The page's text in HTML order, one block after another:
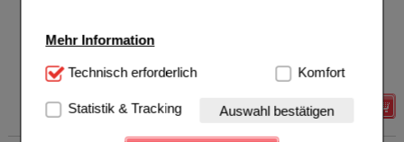
Mehr Information
Technisch Notwendig:Hierbei handelt es sich um
Website notwendig sind (z.B. Navigation, Warenkorb,
Kundenkonto), weshalb auf diese nicht verzichtet
werden kann.
Technisch erforderlich Komfort
Statistik & Tracking Auswahl bestätigen
Details